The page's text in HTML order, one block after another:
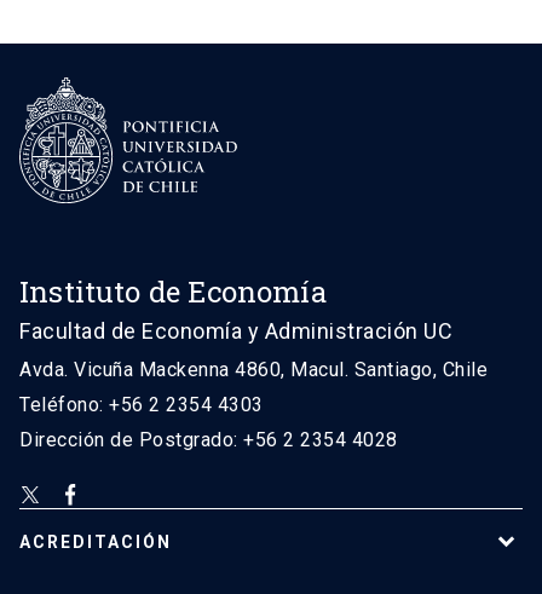
Instituto de Economía
Facultad de Economía y Administración UC
Avda. Vicuña Mackenna 4860, Macul. Santiago, Chile
Teléfono: +56 2 2354 4303
Dirección de Postgrado: +56 2 2354 4028
ACREDITACIÓN